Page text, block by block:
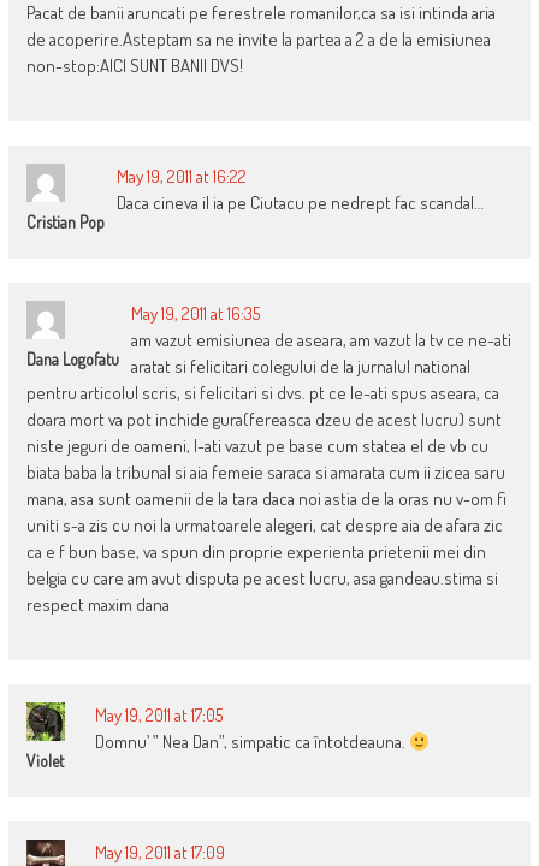
Pacat de banii aruncati pe ferestrele romanilor,ca sa isi intinda aria
de acoperire.Asteptam sa ne invite la partea a 2 a de la emisiunea
non-stop:AICI SUNT BANII DVS!
Cristian Pop
May 19, 2011 at 16:22
Daca cineva il ia pe Ciutacu pe nedrept fac scandal…
Dana Logofatu
May 19, 2011 at 16:35
am vazut emisiunea de aseara, am vazut la tv ce ne-ati
aratat si felicitari colegului de la jurnalul national
pentru articolul scris, si felicitari si dvs. pt ce le-ati spus aseara, ca
doara mort va pot inchide gura(fereasca dzeu de acest lucru) sunt
niste jeguri de oameni, l-ati vazut pe base cum statea el de vb cu
biata baba la tribunal si aia femeie saraca si amarata cum ii zicea saru
mana, asa sunt oamenii de la tara daca noi astia de la oras nu v-om fi
uniti s-a zis cu noi la urmatoarele alegeri, cat despre aia de afara zic
ca e f bun base, va spun din proprie experienta prietenii mei din
belgia cu care am avut disputa pe acest lucru, asa gandeau.stima si
respect maxim dana
Violet
May 19, 2011 at 17:05
Domnu’ ” Nea Dan”, simpatic ca întotdeauna.
May 19, 2011 at 17:09